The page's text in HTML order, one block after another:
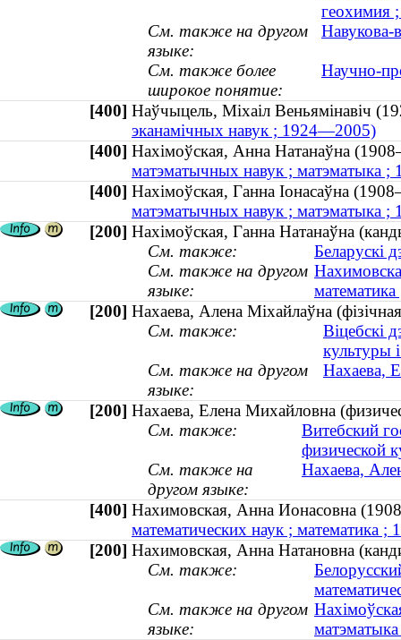
геохимия
См. также на другом
языке:
Навукова-
См. также более
широкое понятие:
Научно-
[400] Наўчыцель, Міхаіл Веньямінавіч
эканамічных навук ; 1924—2005)
[400] Нахімоўская, Анна Натанаўна
матэматычных навук ; матэматыка
[400] Нахімоўская, Ганна Іонасаўна
матэматычных навук ; матэматыка
[200] Нахімоўская, Ганна Натанаўна
См. также:
Беларускі
См. также на другом
языке:
[200] Нахаева, Алена Міхайлаўна
См. также:
Віцебскі
культуры
См. также на другом
языке:
Нахаева,
[200] Нахаева, Елена Михайловна
См. также:
Витебский
физической
См. также на
другом языке:
Нахаева,
[400] Нахимовская, Анна Ионасовна
математических наук ; математика
[200] Нахимовская, Анна Натановна
См. также:
См. также на другом
языке: